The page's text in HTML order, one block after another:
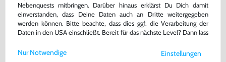
Warenkorb Warenkorb
Nebenquests mitbringen. Darüber hinaus erklärst Du Dich damit
einverstanden, dass Deine Daten auch an Dritte weitergegeben
werden können. Bitte beachte, dass dies ggf. die Verarbeitung der
Daten in den USA einschließt. Bereit für das nächste Level? Dann lass
Weitere Informationen zu den von uns verwendeten Cookies und
Einstellungen
Nur Notwendige